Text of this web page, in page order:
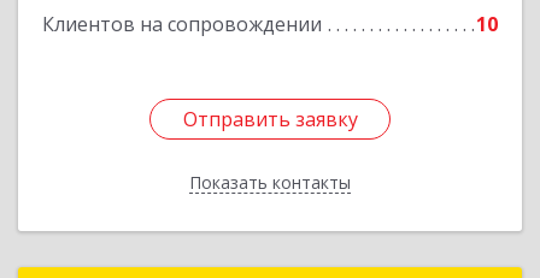
Клиентов на сопровождении 10
Отправить заявку
Показать контакты
Отправить заявку
Назад